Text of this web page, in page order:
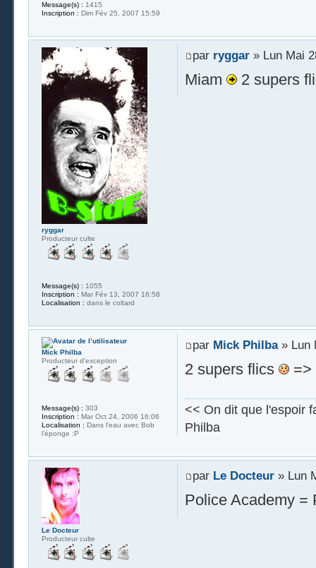
Message(s) : 1415
Inscription : Dim Fév 25, 2007 15:59
par ryggar» Lun Mai
Miam 2 supers
ryggar
Producteur culte
Message(s) : 1055
Inscription : Mar Fév 13, 2007 16:58
Localisation : dans le coltard
par Mick Philba» Lun
2 supers flics =>
<< On dit que l'espoir
Philba
Mick Philba
Producteur d'exception
Message(s) : 303
Inscription : Mar Oct 24, 2006 16:06
Localisation : Dans l'eau avec Bob
l'éponge :P
par Le Docteur» Lun
Police Academy =
Le Docteur
Producteur culte